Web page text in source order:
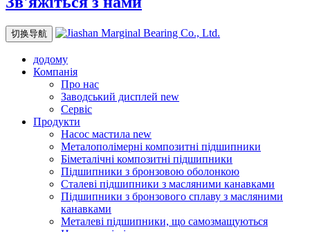
切换导航
додому
Компанія
Про нас
Заводський дисплей new
Сервіс
Продукти
Насос мастила new
Металополімерні композитні підшипники
Біметалічні композитні підшипники
Підшипники з бронзовою оболонкою
Сталеві підшипники з масляними канавками
Підшипники з бронзового сплаву з масляними
канавками
Металеві підшипники, що самозмащуються